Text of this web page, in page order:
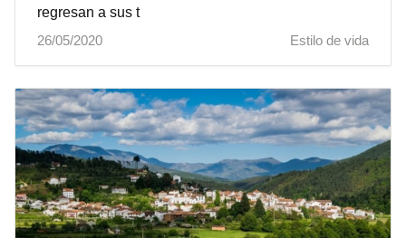
regresan a sus t
26/05/2020
Estilo de vida